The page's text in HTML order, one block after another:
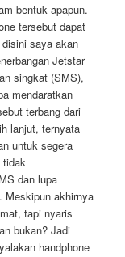
bentuk apapun.
tersebut dapat
saya akan
Jetstar
singkat (SMS),
mendaratkan
terbang dari
lanjut, ternyata
untuk segera
tidak
dan lupa
Meskipun akhirnya
tapi nyaris
bukan? Jadi
handphone